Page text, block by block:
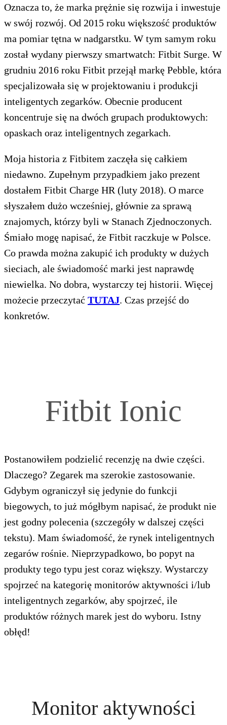
Oznacza to, że marka prężnie się rozwija i inwestuje
w swój rozwój. Od 2015 roku większość produktów
ma pomiar tętna w nadgarstku. W tym samym roku
został wydany pierwszy smartwatch: Fitbit Surge. W
grudniu 2016 roku Fitbit przejął markę Pebble, która
specjalizowała się w projektowaniu i produkcji
inteligentych zegarków. Obecnie producent
koncentruje się na dwóch grupach produktowych:
opaskach oraz inteligentnych zegarkach.
Moja historia z Fitbitem zaczęła się całkiem
niedawno. Zupełnym przypadkiem jako prezent
dostałem Fitbit Charge HR (luty 2018). O marce
słyszałem dużo wcześniej, głównie za sprawą
znajomych, którzy byli w Stanach Zjednoczonych.
Śmiało mogę napisać, że Fitbit raczkuje w Polsce.
Co prawda można zakupić ich produkty w dużych
sieciach, ale świadomość marki jest naprawdę
niewielka. No dobra, wystarczy tej historii. Więcej
możecie przeczytać TUTAJ. Czas przejść do
konkretów.
Fitbit Ionic
Postanowiłem podzielić recenzję na dwie części.
Dlaczego? Zegarek ma szerokie zastosowanie.
Gdybym ograniczył się jedynie do funkcji
biegowych, to już mógłbym napisać, że produkt nie
jest godny polecenia (szczegóły w dalszej części
tekstu). Mam świadomość, że rynek inteligentnych
zegarów rośnie. Nieprzypadkowo, bo popyt na
produkty tego typu jest coraz większy. Wystarczy
spojrzeć na kategorię monitorów aktywności i/lub
inteligentnych zegarków, aby spojrzeć, ile
produktów różnych marek jest do wyboru. Istny
obłęd!
Monitor aktywności